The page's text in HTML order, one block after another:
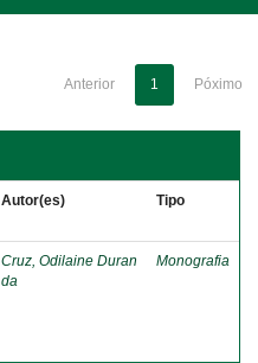
Anterior 1 Póximo
Autor(es) Tipo
Cruz, Odilaine Duran
da
Monografia